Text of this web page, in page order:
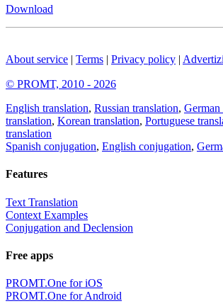
Download
About service | Terms | Privacy policy |
© PROMT, 2010 - 2026
English translation, Russian translation, German
translation, Korean translation, Portuguese
translation
Spanish conjugation, English conjugation,
Features
Text Translation
Context Examples
Conjugation and Declension
Free apps
PROMT.One for iOS
PROMT.One for Android